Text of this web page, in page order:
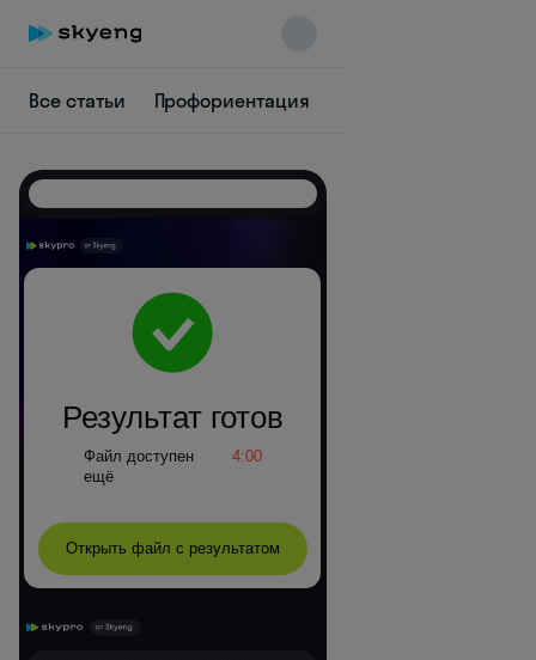
Все статьи Профориентация
Skyeng Chat